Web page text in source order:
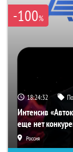
-100%
18:24:31
Интенсив
еще нет
Россия